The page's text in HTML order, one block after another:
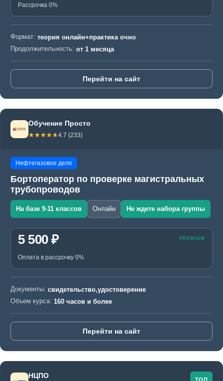
Рассрочка 0%
Формат: теория онлайн+практика очно
Продолжительность: от 1 месяца
Перейти на сайт
Обучение Просто
☆☆☆☆☆
★★★★★4.7 (233)
Нефтегазовое дело
Бортоператор по проверке магистральных
трубопроводов
На базе 9-11 классов Онлайн Не ждете набора группы
5 500 ₽
Оплата в рассрочку 0%
Документы: свидетельство,удостоверение
Объем курса: 160 часов и более
Перейти на сайт
ТОП
НЦПО